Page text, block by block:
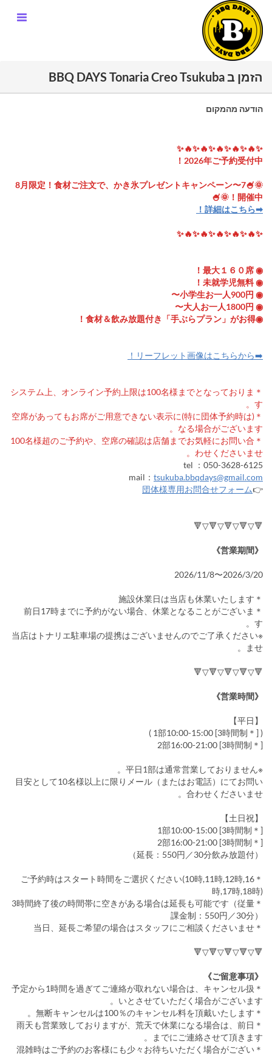
הזמן ב BBQ DAYS Tonaria Creo Tsukuba
הודעה מהמקום
✨🔥✨🔥✨🔥✨🔥✨🔥✨
2026年ご予約受付中！
🌞🍧7〜8月限定！食材ご注文で、かき氷プレゼントキャンペーン
開催中！🌞🍧
➡︎詳細はこちら！
✨🔥✨🔥✨🔥✨🔥✨🔥✨
◉ 最大１６０席！
◉ 未就学児無料！
◉ 小学生お一人900円〜
◉ 大人お一人1800円〜
◉食材＆飲み放題付き「手ぶらプラン」がお得！
➡️リーフレット画像はこちらから！
＊システム上、オンライン予約上限は100名様までとなっておりま
す。
＊(特に団体予約時は)空席があってもお席がご用意できない表示に
なる場合がございます。
＊100名様超のご予約や、空席の確認は店舗までお気軽にお問い合
わせくださいませ。
tel ：050-3628-6125
mail： tsukuba.bbqdays@gmail.com
👉
団体様専用お問合せフォーム
🔻▽🔻▽🔻▽🔻▽🔻
《営業期間》
2026/3/20〜2026/11/8
＊施設休業日は当店も休業いたします
＊前日17時までに予約がない場合、休業となることがございま
す。
※当店はトナリエ駐車場の提携はございませんのでご了承ください
ませ。
🔻▽🔻▽🔻▽🔻▽🔻
《営業時間》
【平日】
( 1部10:00-15:00 [3時間制＊] )
2部16:00-21:00 [3時間制＊]
※平日1部は通常営業しておりません。
目安として10名様以上に限りメール（またはお電話）にてお問い
合わせくださいませ。
【土日祝】
1部10:00-15:00 [3時間制＊]
2部16:00-21:00 [3時間制＊]
（延長：550円／30分飲み放題付）
＊ご予約時はスタート時間をご選択ください(10時,11時,12時,16
時,17時,18時)
＊3時間終了後の時間帯に空きがある場合は延長も可能です（従量
課金制：550円／30分）
＊当日、延長ご希望の場合はスタッフにご相談くださいませ
🔻▽🔻▽🔻▽🔻▽🔻
《ご留意事項》
＊予定から1時間を過ぎてご連絡が取れない場合は、キャンセル扱
いとさせていただく場合がございます。
＊無断キャンセルは100％のキャンセル料を頂戴いたします。
＊雨天も営業致しておりますが、荒天で休業になる場合は、前日
までにご連絡させて頂きます。
＊混雑時はご予約のお客様にも少々お待ちいただく場合がござい